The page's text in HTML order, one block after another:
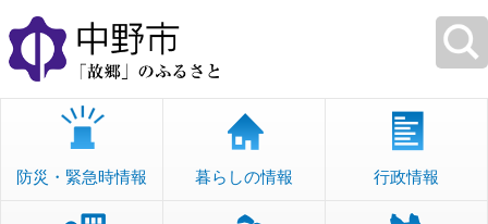
本
文
へ
移
防災・緊急時情報 暮らしの情報 行政情報